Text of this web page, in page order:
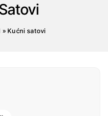
» Kućni satovi